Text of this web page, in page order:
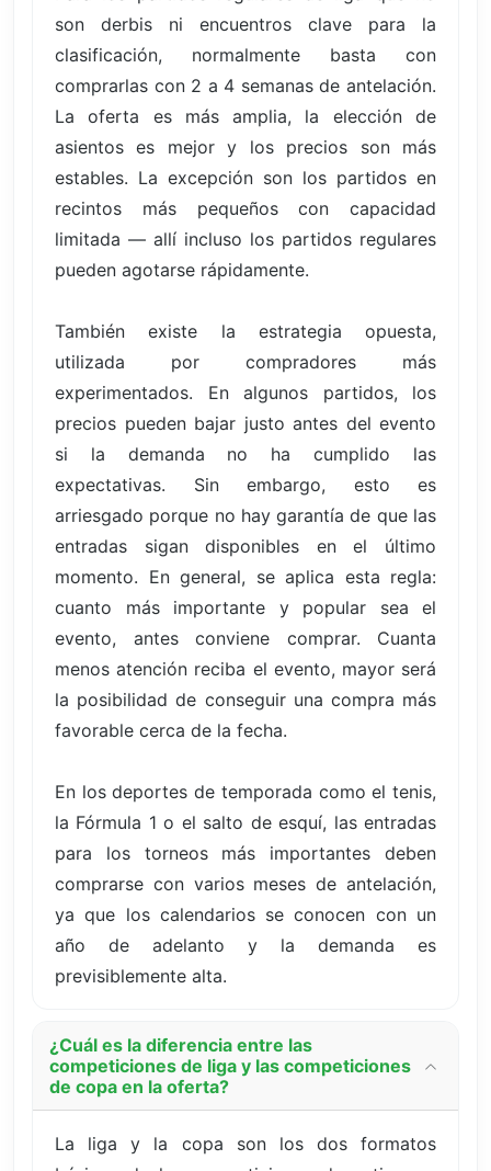
son derbis ni encuentros clave para la
clasificación, normalmente basta con
comprarlas con 2 a 4 semanas de antelación.
La oferta es más amplia, la elección de
asientos es mejor y los precios son más
estables. La excepción son los partidos en
recintos más pequeños con capacidad
limitada — allí incluso los partidos regulares
pueden agotarse rápidamente.
También existe la estrategia opuesta,
utilizada por compradores más
experimentados. En algunos partidos, los
precios pueden bajar justo antes del evento
si la demanda no ha cumplido las
expectativas. Sin embargo, esto es
arriesgado porque no hay garantía de que las
entradas sigan disponibles en el último
momento. En general, se aplica esta regla:
cuanto más importante y popular sea el
evento, antes conviene comprar. Cuanta
menos atención reciba el evento, mayor será
la posibilidad de conseguir una compra más
favorable cerca de la fecha.
En los deportes de temporada como el tenis,
la Fórmula 1 o el salto de esquí, las entradas
para los torneos más importantes deben
comprarse con varios meses de antelación,
ya que los calendarios se conocen con un
año de adelanto y la demanda es
previsiblemente alta.
¿Cuál es la diferencia entre las
competiciones de liga y las competiciones
de copa en la oferta?
La liga y la copa son los dos formatos